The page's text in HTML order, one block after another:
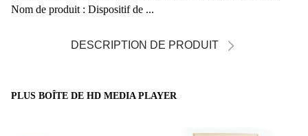
Nom de produit : Dispositif de ...
DESCRIPTION DE PRODUIT
PLUS BOÎTE DE HD MEDIA PLAYER